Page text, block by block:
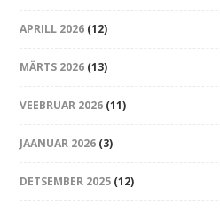
APRILL 2026 (12)
MÄRTS 2026 (13)
VEEBRUAR 2026 (11)
JAANUAR 2026 (3)
DETSEMBER 2025 (12)